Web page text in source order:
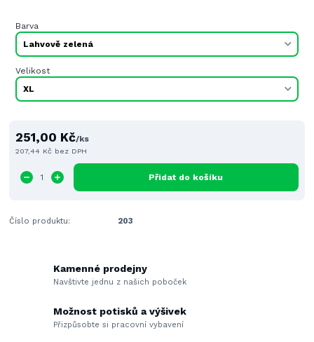
Barva
Velikost
251,00 Kč/ks
207,44 Kč bez DPH
Přidat do košíku
Číslo produktu: 203
Kamenné prodejny
Navštivte jednu z našich poboček
Možnost potisků a výšivek
Přizpůsobte si pracovní vybavení